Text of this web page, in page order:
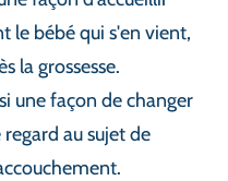
Me contacter
le bébé qui s'en vient,
la grossesse.
une façon de changer
au sujet de